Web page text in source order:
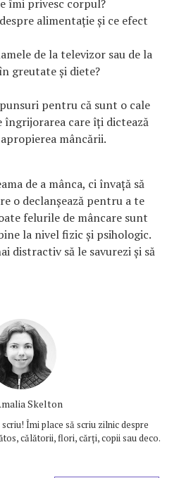
îmi privesc corpul?
alimentație și ce efect
de la televizor sau de la
greutate și diete?
pentru că sunt o cale
îngrijorarea care îți dictează
mâncării.
de a mânca, ci învață să
o declanșează pentru a te
felurile de mâncare sunt
la nivel fizic și psihologic.
distractiv să le savurezi și să
Skelton
Îmi place să scriu zilnic despre
călătorii, flori, cărți, copii sau deco.